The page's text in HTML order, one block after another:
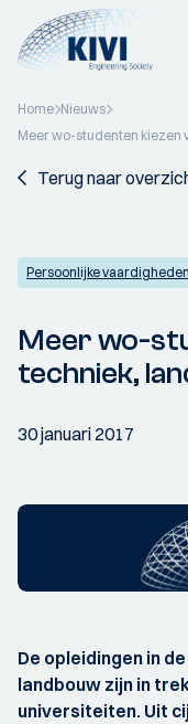
Home Nieuws
Meer wo-studenten kiezen
Terug naar
Persoonlijke vaardigheden
Meer wo-
techniek,
30 januari 2017
De opleidingen in
landbouw zijn in
universiteiten. Uit